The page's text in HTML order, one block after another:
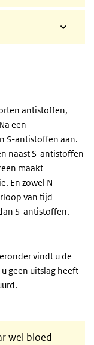
antistoffen,
een
S-antistoffen aan.
naast S-antistoffen
maakt
En zowel N-
van tijd
S-antistoffen.
vindt u de
geen uitslag heeft
wel bloed